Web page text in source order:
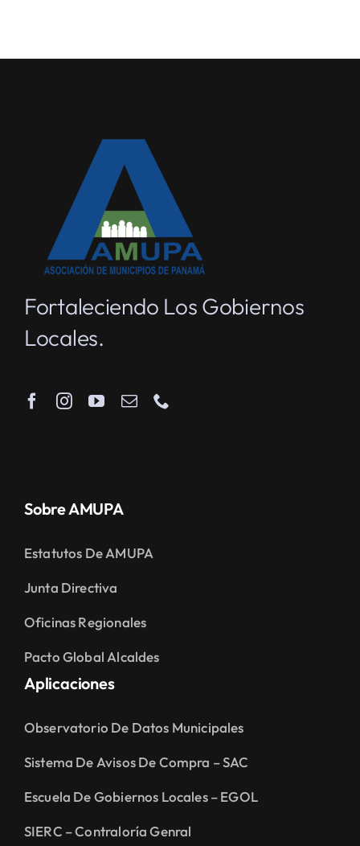
Fortaleciendo Los Gobiernos
Locales.
Sobre AMUPA
Estatutos De AMUPA
Junta Directiva
Oficinas Regionales
Pacto Global Alcaldes
Aplicaciones
Observatorio De Datos Municipales
Sistema De Avisos De Compra – SAC
Escuela De Gobiernos Locales – EGOL
SIERC – Contraloría Genral